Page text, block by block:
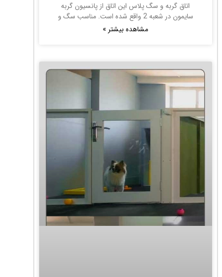
اتاق گربه و سگ پلاس این اتاق از پانسیون گربه
سایمون در شعبه 2 واقع شده است. مناسب سگ و
مشاهده بیشتر »